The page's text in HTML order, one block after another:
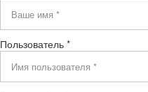
Пользователь *